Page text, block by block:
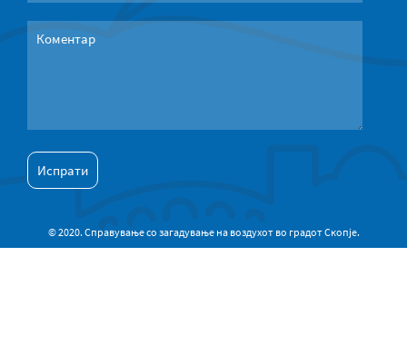
© 2020. Справување со загадување на воздухот во градот Скопје.